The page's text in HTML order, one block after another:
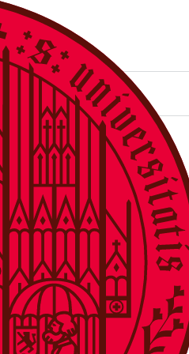
Juli 2023